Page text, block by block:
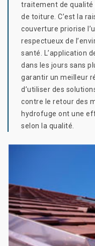
traitement de qualité
de toiture. C’est la
couverture priorise
respectueux de
santé. L’application
dans les jours sans
garantir un meilleur
d’utiliser des
contre le retour des
hydrofuge ont une
selon la qualité.